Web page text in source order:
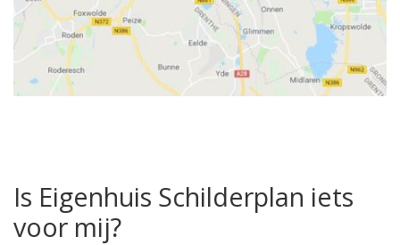
Is Eigenhuis Schilderplan iets
voor mij?